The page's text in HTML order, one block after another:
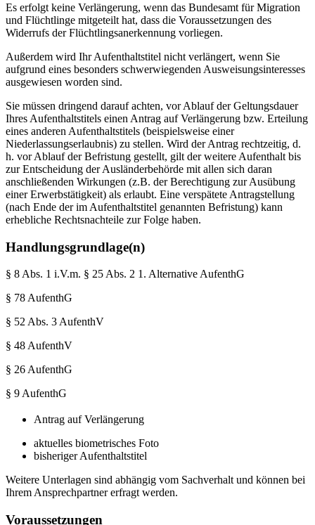
Es erfolgt keine Verlängerung, wenn das Bundesamt für Migration
und Flüchtlinge mitgeteilt hat, dass die Voraussetzungen des
Widerrufs der Flüchtlingsanerkennung vorliegen.
Außerdem wird Ihr Aufenthaltstitel nicht verlängert, wenn Sie
aufgrund eines besonders schwerwiegenden Ausweisungsinteresses
ausgewiesen worden sind.
Sie müssen dringend darauf achten, vor Ablauf der Geltungsdauer
Ihres Aufenthaltstitels einen Antrag auf Verlängerung bzw. Erteilung
eines anderen Aufenthaltstitels (beispielsweise einer
Niederlassungserlaubnis) zu stellen. Wird der Antrag rechtzeitig, d.
h. vor Ablauf der Befristung gestellt, gilt der weitere Aufenthalt bis
zur Entscheidung der Ausländerbehörde mit allen sich daran
anschließenden Wirkungen (z.B. der Berechtigung zur Ausübung
einer Erwerbstätigkeit) als erlaubt. Eine verspätete Antragstellung
(nach Ende der im Aufenthaltstitel genannten Befristung) kann
erhebliche Rechtsnachteile zur Folge haben.
Handlungsgrundlage(n)
§ 8 Abs. 1 i.V.m. § 25 Abs. 2 1. Alternative AufenthG
§ 78 AufenthG
§ 52 Abs. 3 AufenthV
§ 48 AufenthV
§ 26 AufenthG
§ 9 AufenthG
Antrag auf Verlängerung
aktuelles biometrisches Foto
bisheriger Aufenthaltstitel
Weitere Unterlagen sind abhängig vom Sachverhalt und können bei
Ihrem Ansprechpartner erfragt werden.
Voraussetzungen